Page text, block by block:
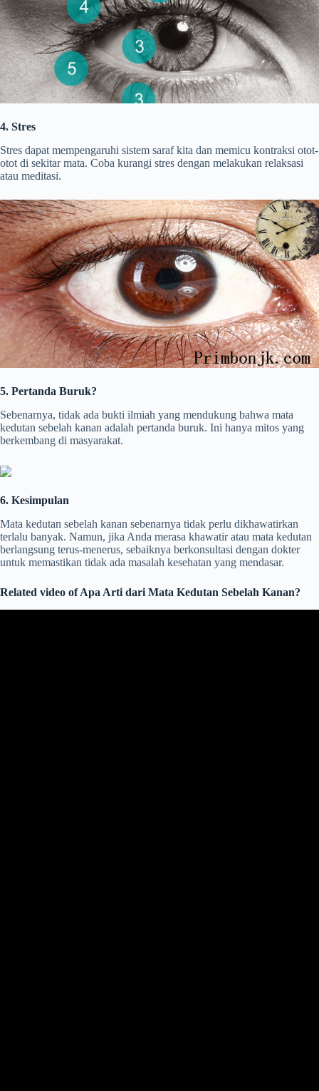
4. Stres
Stres dapat mempengaruhi sistem saraf kita dan memicu kontraksi otot-
otot di sekitar mata. Coba kurangi stres dengan melakukan relaksasi
atau meditasi.
5. Pertanda Buruk?
Sebenarnya, tidak ada bukti ilmiah yang mendukung bahwa mata
kedutan sebelah kanan adalah pertanda buruk. Ini hanya mitos yang
berkembang di masyarakat.
6. Kesimpulan
Mata kedutan sebelah kanan sebenarnya tidak perlu dikhawatirkan
terlalu banyak. Namun, jika Anda merasa khawatir atau mata kedutan
berlangsung terus-menerus, sebaiknya berkonsultasi dengan dokter
untuk memastikan tidak ada masalah kesehatan yang mendasar.
Related video of Apa Arti dari Mata Kedutan Sebelah Kanan?